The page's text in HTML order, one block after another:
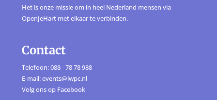
Het is onze missie om in heel Nederland mensen via
OpenJeHart met elkaar te verbinden.
Contact
Telefoon: 088 - 78 78 988
E-mail: events@lwpc.nl
Volg ons op Facebook